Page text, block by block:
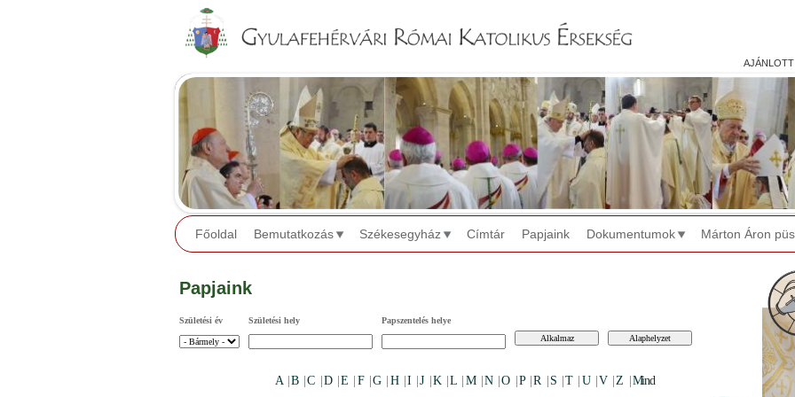
ajánlott
Főoldal Bemutatkozás Székesegyház Címtár Papjaink Dokumentumok Márton Áron
Papjaink
Születési év Születési hely Papszentelés helye
A B |C D |E F |G H I |J K |L M |N |O P |R S |T U V |Z
Mind